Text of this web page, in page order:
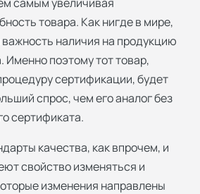
товара. Как нигде в мире,
наличия на продукцию
Именно поэтому тот товар,
сертификации, будет
спрос, чем его аналог без
сертификата.
качества, как впрочем, и
свойство изменяться и
изменения направлены